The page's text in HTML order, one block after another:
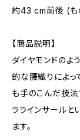
約43 cm前後 (も
【商品説明】
ダイヤモンドのよ
的な腰織りによっ
も手のこんだ技法
ララインサールと
ます。